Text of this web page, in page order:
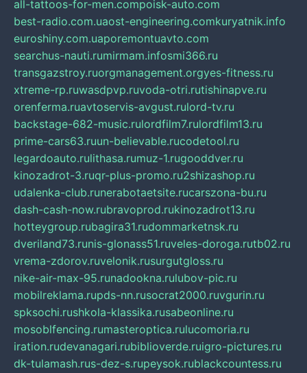
all-tattoos-for-men.compoisk-auto.com
best-radio.com.uaost-engineering.comkuryatnik.info
euroshiny.com.uaporemontuavto.com
searchus-nauti.rumirmam.infosmi366.ru
transgazstroy.ruorgmanagement.orgyes-fitness.ru
xtreme-rp.ruwasdpvp.ruvoda-otri.rutishinapve.ru
orenferma.ruavtoservis-avgust.rulord-tv.ru
backstage-682-music.rulordfilm7.rulordfilm13.ru
prime-cars63.ruun-believable.rucodetool.ru
legardoauto.rulithasa.rumuz-1.rugooddver.ru
kinozadrot-3.ruqr-plus-promo.ru2shizashop.ru
udalenka-club.runerabotaetsite.rucarszona-bu.ru
dash-cash-now.rubravoprod.rukinozadrot13.ru
hotteygroup.rubagira31.rudommarketnsk.ru
dveriland73.runis-glonass51.ruveles-doroga.rutb02.ru
vrema-zdorov.ruvelonik.rusurgutgloss.ru
nike-air-max-95.runadookna.rulubov-pic.ru
mobilreklama.rupds-nn.rusocrat2000.ruvgurin.ru
spksochi.rushkola-klassika.rusabeonline.ru
mosoblfencing.rumasteroptica.rulucomoria.ru
iration.rudevanagari.rubiblioverde.ruigro-pictures.ru
dk-tulamash.rus-dez-s.rupeysok.rublackcountess.ru